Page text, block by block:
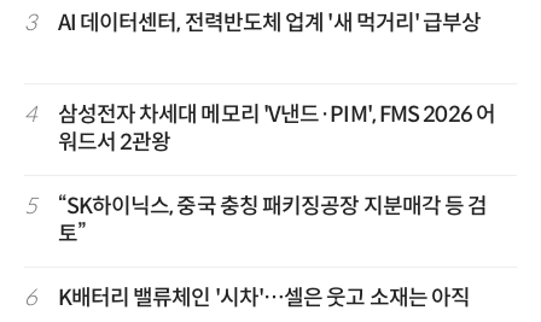
3 AI 데이터센터, 전력반도체 업계 '새 먹거리' 급부상
4
삼성전자 차세대 메모리 'V낸드·PIM', FMS 2026 어
워드서 2관왕
5
“SK하이닉스, 중국 충칭 패키징공장 지분매각 등 검
토”
6 K배터리 밸류체인 '시차'…셀은 웃고 소재는 아직